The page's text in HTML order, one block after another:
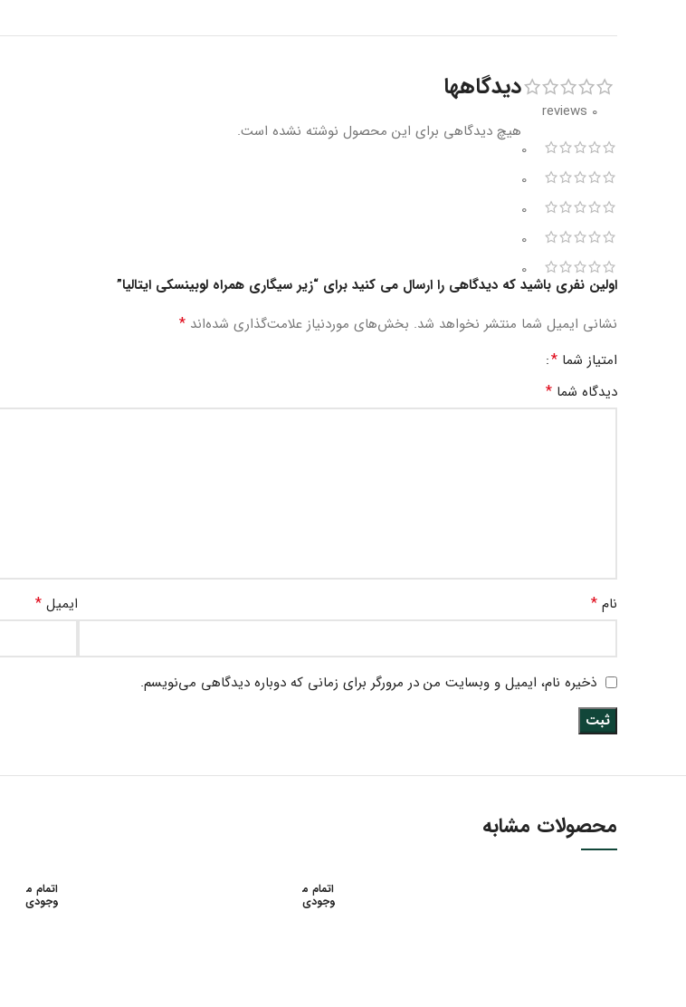
0 reviews
0
0
0
0
0
دیدگاهها
هیچ دیدگاهی برای این محصول نوشته نشده است.
اولین نفری باشید که دیدگاهی را ارسال می کنید برای “زیر سیگاری همراه لوبینسکی ایتالیا”
نشانی ایمیل شما منتشر نخواهد شد. بخش‌های موردنیاز علامت‌گذاری شده‌اند *
امتیاز شما *
دیدگاه شما *
نام * ایمیل *
ذخیره نام، ایمیل و وبسایت من در مرورگر برای زمانی که دوباره دیدگاهی می‌نویسم.
محصولات مشابه
اتمام م
وجودی
اتمام م
وجودی